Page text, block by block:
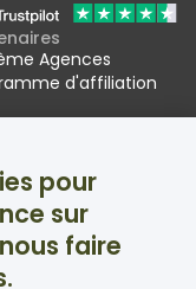
Agences
d'affiliation
sociaux
pour
sur
faire